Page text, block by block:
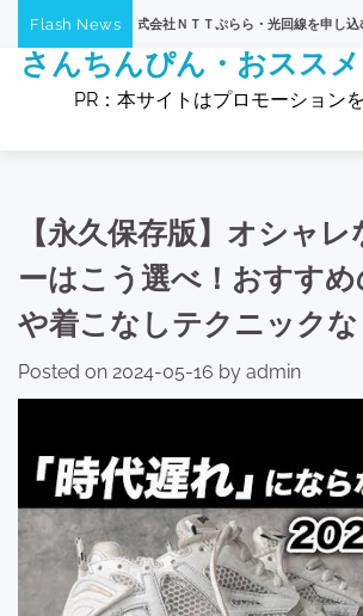
content
Flash News
】株式会社ＮＴＴぷらら・光回線を申し込むなら特典満載
さんちんぴん・おスス
PR：本サイトはプロモーション
【永久保存版】オシャ
ーはこう選べ！おすす
や着こなしテクニック
Posted on 2024-05-16 by admin